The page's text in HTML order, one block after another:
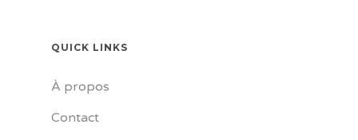
QUICK LINKS
À propos
Contact